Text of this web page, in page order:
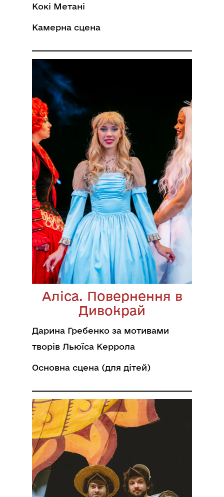
Кокі Метані
Камерна сцена
Аліса. Повернення в
Дивокрай
Дарина Гребенко за мотивами
творів Льюїса Керрола
Основна сцена (для дітей)